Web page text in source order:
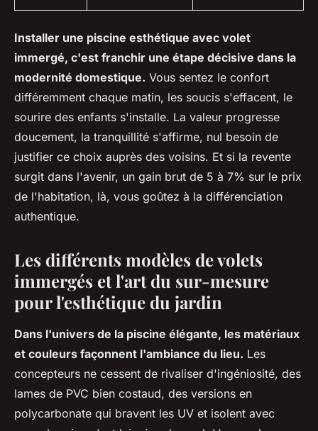
Installer une piscine esthétique avec volet
immergé, c'est franchir une étape décisive dans la
modernité domestique. Vous sentez le confort
différemment chaque matin, les soucis s'effacent, le
sourire des enfants s'installe. La valeur progresse
doucement, la tranquillité s'affirme, nul besoin de
justifier ce choix auprès des voisins. Et si la revente
surgit dans l'avenir, un gain brut de 5 à 7% sur le prix
de l'habitation, là, vous goûtez à la différenciation
authentique.
Les différents modèles de volets
immergés et l'art du sur-mesure
pour l'esthétique du jardin
Dans l'univers de la piscine élégante, les matériaux
et couleurs façonnent l'ambiance du lieu. Les
concepteurs ne cessent de rivaliser d'ingéniosité, des
lames de PVC bien costaud, des versions en
polycarbonate qui bravent les UV et isolent avec